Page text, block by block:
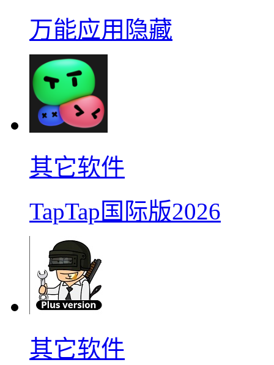
万能应用隐藏
其它软件
TapTap国际版2026
其它软件